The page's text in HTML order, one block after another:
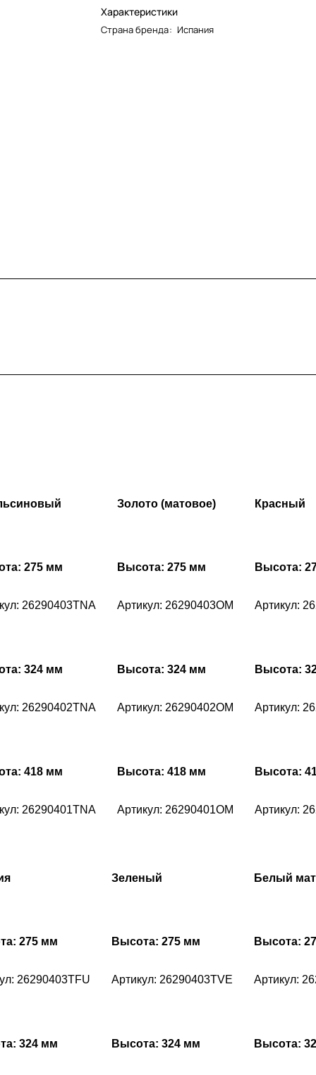
Характеристики
Страна бренда: Испания
275 мм
26290403TNA
324 мм
26290402TNA
418 мм
26290401TNA
Золото (матовое)
Высота: 275 мм
Артикул: 26290403OM
Высота: 324 мм
Артикул: 26290402OM
Высота: 418 мм
Артикул: 26290401OM
Красный
Высота:
Артикул:
Высота:
Артикул:
Высота:
Артикул:
275 мм
26290403TFU
324 мм
Зеленый
Высота: 275 мм
Артикул: 26290403TVE
Высота: 324 мм
Белый
Высота:
Артикул:
Высота: